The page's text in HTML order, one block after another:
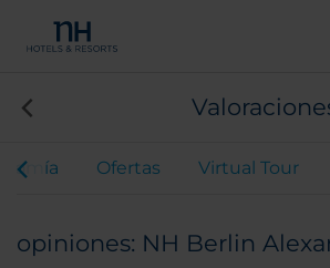
Ofertas Virtual Tour
opiniones: NH Berlin